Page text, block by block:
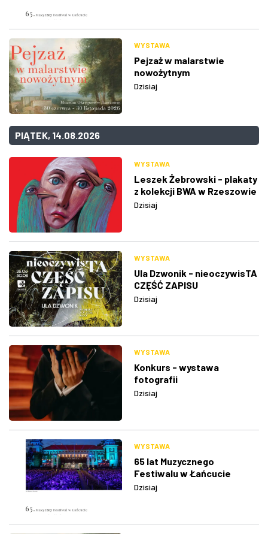
WYSTAWA
Pejzaż w malarstwie
nowożytnym
Dzisiaj
PIĄTEK, 14.08.2026
WYSTAWA
Leszek Żebrowski - plakaty
z kolekcji BWA w Rzeszowie
Dzisiaj
WYSTAWA
Ula Dzwonik - nieoczywisTA
CZĘŚĆ ZAPISU
Dzisiaj
WYSTAWA
Konkurs - wystawa
fotografii
Dzisiaj
WYSTAWA
65 lat Muzycznego
Festiwalu w Łańcucie
Dzisiaj